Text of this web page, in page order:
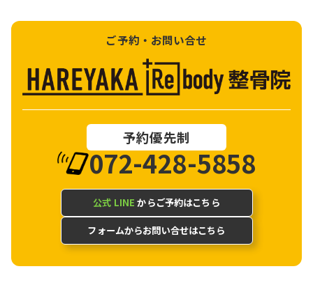
ご予約・お問い合せ
予約優先制
072-428-5858
公式 LINE からご予約はこちら
フォームからお問い合せはこちら